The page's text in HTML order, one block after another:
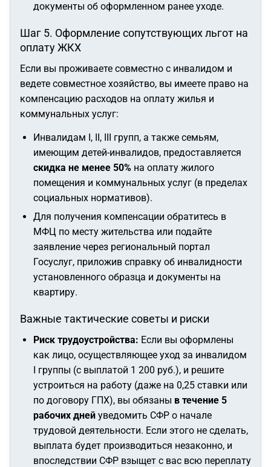
документы об оформленном ранее уходе.
Шаг 5. Оформление сопутствующих льгот на
оплату ЖКХ
Если вы проживаете совместно с инвалидом и
ведете совместное хозяйство, вы имеете право на
компенсацию расходов на оплату жилья и
коммунальных услуг:
Инвалидам I, II, III групп, а также семьям,
имеющим детей-инвалидов, предоставляется
скидка не менее 50% на оплату жилого
помещения и коммунальных услуг (в пределах
социальных нормативов).
Для получения компенсации обратитесь в
МФЦ по месту жительства или подайте
заявление через региональный портал
Госуслуг, приложив справку об инвалидности
установленного образца и документы на
квартиру.
Важные тактические советы и риски
Риск трудоустройства: Если вы оформлены
как лицо, осуществляющее уход за инвалидом
I группы (с выплатой 1 200 руб.), и решите
устроиться на работу (даже на 0,25 ставки или
по договору ГПХ), вы обязаны в течение 5
рабочих дней уведомить СФР о начале
трудовой деятельности. Если этого не сделать,
выплата будет производиться незаконно, и
впоследствии СФР взыщет с вас всю переплату